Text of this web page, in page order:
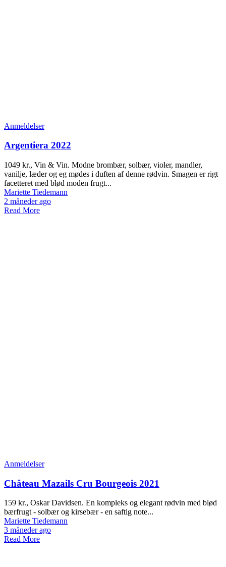
Anmeldelser
Argentiera 2022
1049 kr., Vin & Vin. Modne brombær, solbær, violer, mandler,
vanilje, læder og eg mødes i duften af denne rødvin. Smagen er rigt
facetteret med blød moden frugt...
Mariette Tiedemann
2 måneder ago
Read More
Anmeldelser
Château Mazails Cru Bourgeois 2021
159 kr., Oskar Davidsen. En kompleks og elegant rødvin med blød
bærfrugt - solbær og kirsebær - en saftig note...
Mariette Tiedemann
3 måneder ago
Read More